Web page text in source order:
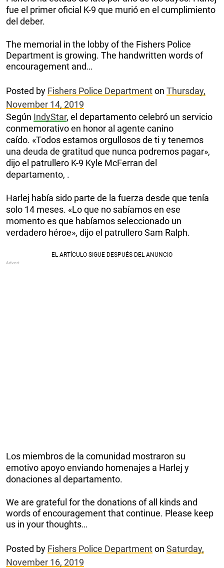
fue el primer oficial K-9 que murió en el cumplimiento
del deber.
The memorial in the lobby of the Fishers Police
Department is growing. The handwritten words of
encouragement and…
Posted by Fishers Police Departmenton Thursday,
November 14, 2019
Según IndyStar, el departamento celebró un servicio
conmemorativo en honor al agente canino
caído. «Todos estamos orgullosos de ti y tenemos
una deuda de gratitud que nunca podremos pagar»,
dijo el patrullero K-9 Kyle McFerran del
departamento, .
Harlej había sido parte de la fuerza desde que tenía
solo 14 meses. «Lo que no sabíamos en ese
momento es que habíamos seleccionado un
verdadero héroe», dijo el patrullero Sam Ralph.
Los miembros de la comunidad mostraron su
emotivo apoyo enviando homenajes a Harlej y
donaciones al departamento.
We are grateful for the donations of all kinds and
words of encouragement that continue. Please keep
us in your thoughts…
Posted by Fishers Police Departmenton Saturday,
November 16, 2019